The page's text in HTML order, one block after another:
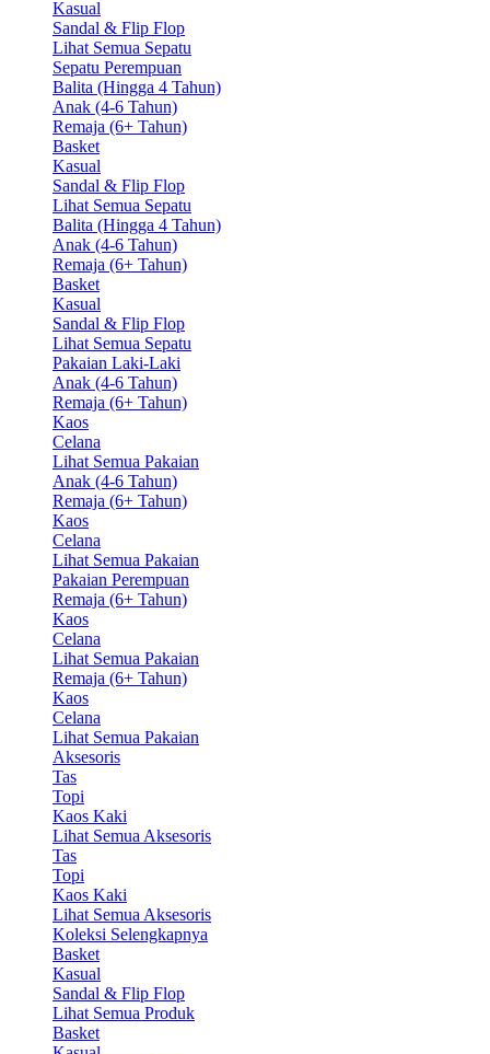
Kasual
Sandal & Flip Flop
Lihat Semua Sepatu
Sepatu Perempuan
Balita (Hingga 4 Tahun)
Anak (4-6 Tahun)
Remaja (6+ Tahun)
Basket
Kasual
Sandal & Flip Flop
Lihat Semua Sepatu
Balita (Hingga 4 Tahun)
Anak (4-6 Tahun)
Remaja (6+ Tahun)
Basket
Kasual
Sandal & Flip Flop
Lihat Semua Sepatu
Pakaian Laki-Laki
Anak (4-6 Tahun)
Remaja (6+ Tahun)
Kaos
Celana
Lihat Semua Pakaian
Anak (4-6 Tahun)
Remaja (6+ Tahun)
Kaos
Celana
Lihat Semua Pakaian
Pakaian Perempuan
Remaja (6+ Tahun)
Kaos
Celana
Lihat Semua Pakaian
Remaja (6+ Tahun)
Kaos
Celana
Lihat Semua Pakaian
Aksesoris
Tas
Topi
Kaos Kaki
Lihat Semua Aksesoris
Tas
Topi
Kaos Kaki
Lihat Semua Aksesoris
Koleksi Selengkapnya
Basket
Kasual
Sandal & Flip Flop
Lihat Semua Produk
Basket